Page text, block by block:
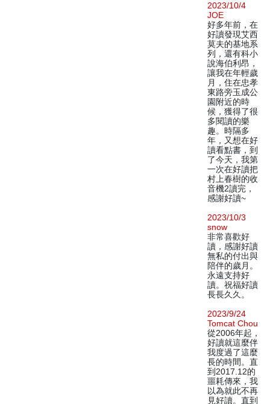
2023/10/4
JOE
好多年前，在
好讀發現艾西
莫夫的基地系
列，還有科小
說海伯利昂，
讓我在年輕歲
月，住在忠孝
東路旁玉成公
園附近的時
候，獲得了很
多閱讀的樂
趣。時隔多
年，又想在好
讀看點書，到
了今天，我第
一次在好讀把
村上春樹的收
音機2讀完，
感謝好讀~
2023/10/3
snow
非常喜歡好
讀，感謝好讀
無私的付出與
陪伴的歲月。
永遠支持好
讀。祝福好讀
長長久久。
2023/9/24
Tomcat Chou
從2006年起，
好讀就這麼伴
我度過了這麼
長的時間。直
到2017.12的
噩耗傳來，我
以為就此不再
見好讀。直到